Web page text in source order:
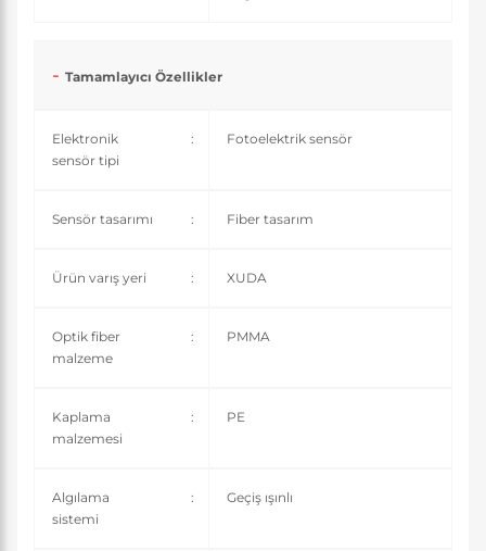
Tamamlayıcı Özellikler
Elektronik
sensör tipi
: Fotoelektrik sensör
Sensör tasarımı : Fiber tasarım
Ürün varış yeri : XUDA
Optik fiber
malzeme
: PMMA
Kaplama
malzemesi
: PE
Algılama
sistemi
: Geçiş ışınlı